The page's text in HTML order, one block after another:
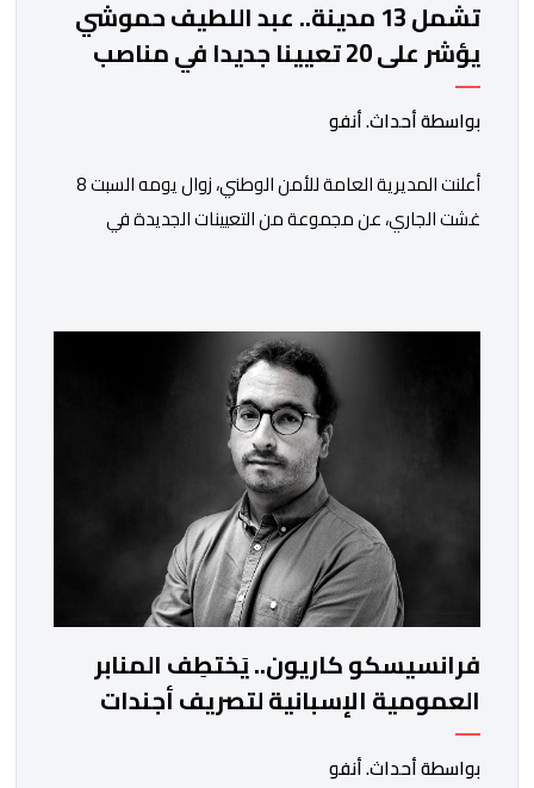
تشمل 13 مدينة.. عبد اللطيف حموشي
يؤشر على 20 تعيينا جديدا في مناصب
المسؤولية بمصالح الأمن الوطني
بواسطة أحداث. أنفو
أعلنت المديرية العامة للأمن الوطني، زوال يومه السبت 8
غشت الجاري، عن مجموعة من التعيينات الجديدة في
والعيون والدار البيضاء وبني ملال وابن جرير وطنجة وأصيلة،
وذلك في إطار دينامية داخلية تهدف لضخ دماء جديدة
والاستعانة بكفاءات أمنية شابة ومتمرسة، […]
فرانسيسكو كاريون.. يَختطِف المنابر
العمومية الإسبانية لتصريف أجندات
معادية للمغرب
بواسطة أحداث. أنفو